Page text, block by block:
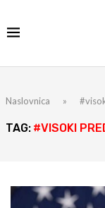
Naslovnica »
TAG: #VISOKI